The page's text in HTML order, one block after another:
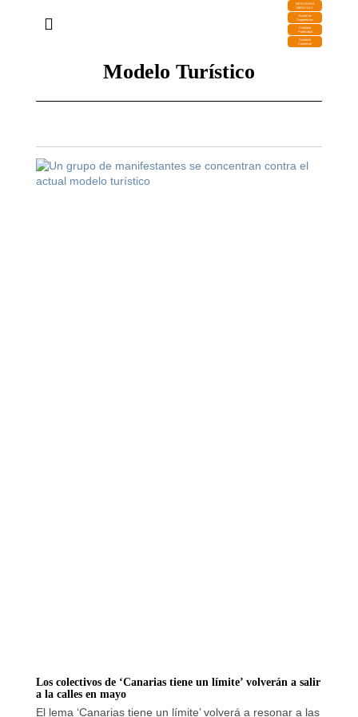
DESCARGA
MIRAPLAY
Buzón de
Sugerencias
Contratar
Publicidad
Contacto
Comercial
Modelo Turístico
Los colectivos de ‘Canarias tiene un límite’ volverán a salir
a la calles en mayo
El lema ‘Canarias tiene un límite’ volverá a resonar a las